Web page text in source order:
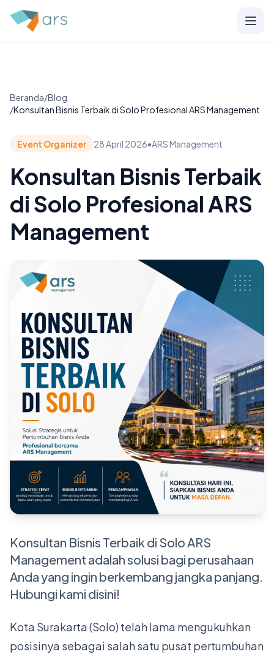
Beranda/Blog
/Konsultan Bisnis Terbaik di Solo Profesional ARS Management
Event Organizer 28 April 2026•ARS Management
Konsultan Bisnis Terbaik
di Solo Profesional ARS
Management
Konsultan Bisnis Terbaik di Solo ARS
Management adalah solusi bagi perusahaan
Anda yang ingin berkembang jangka panjang.
Hubungi kami disini!
Kota Surakarta (Solo) telah lama mengukuhkan
posisinya sebagai salah satu pusat pertumbuhan